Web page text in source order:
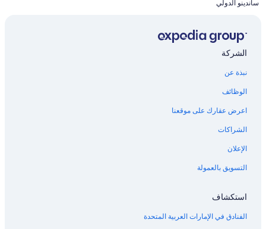
ساندينو الدولي
الشركة
نبذة عن
الوظائف
اعرض عقارك على موقعنا
الشراكات
الإعلان
التسويق بالعمولة
استكشاف
الفنادق في الإمارات العربية المتحدة